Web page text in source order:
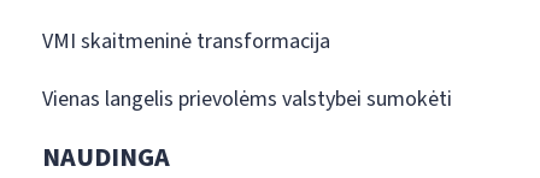
VMI skaitmeninė transformacija
Vienas langelis prievolėms valstybei sumokėti
NAUDINGA